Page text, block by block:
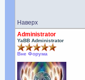
Наверх
Administrator
YaBB Administrator
Вне Форума